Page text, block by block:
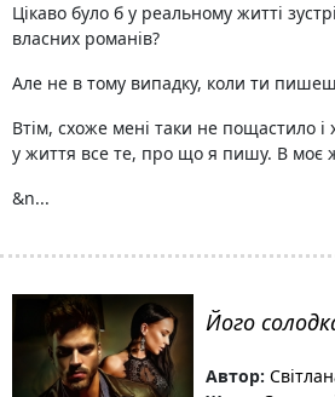
Цікаво було б у реальному житті
власних романів?
Але не в тому випадку, коли ти
Втім, схоже мені таки не пощастило і
у життя все те, про що я пишу. В моє
&n...
Його
Автор: